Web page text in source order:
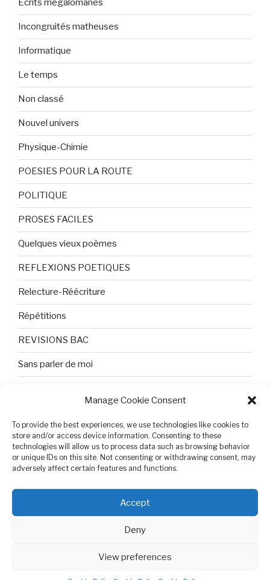
Manage Cookie Consent
To provide the best experiences, we use technologies like cookies to
store and/or access device information. Consenting to these
technologies will allow us to process data such as browsing behavior
or unique IDs on this site. Not consenting or withdrawing consent, may
adversely affect certain features and functions.
Accept
Deny
View preferences
Ecrits mégalomanes
Incongruités matheuses
Informatique
Le temps
Non classé
Nouvel univers
Physique-Chimie
POESIES POUR LA ROUTE
POLITIQUE
PROSES FACILES
Quelques vieux poèmes
REFLEXIONS POETIQUES
Relecture-Réécriture
Répétitions
REVISIONS BAC
Sans parler de moi
Tristesse et attente
Variable complexe